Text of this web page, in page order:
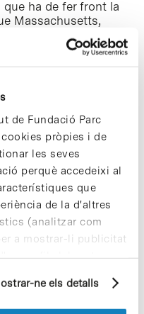
de Fundació Parc
pròpies i de
les seves
perquè accedeixi al
que
de la d'altres
(analitzar com
a mostrar-li publicitat
perfil elaborat a
més informació sobre
de cookiesdel
ne els detalls
ha de fer front la
Massachusetts,
en avenços mèdics i
un model per a la